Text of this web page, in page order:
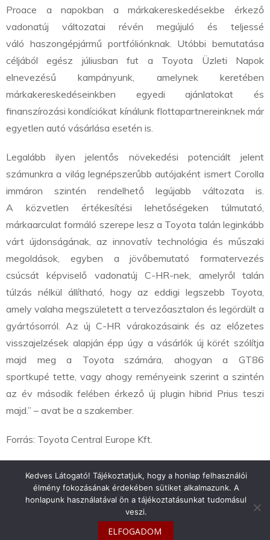
Proace a napokban a márkakereskedésekbe érkező
vadonatúj változatai révén megújuló és teljessé
váló haszongépjármű portfóliónknak. Utóbbi bemutatása
céljából egész júliusban fut a Toyota Üzleti Napok
elnevezésű kampányunk, amelynek keretében
márkakereskedéseinkben egyedi ajánlatokat és
finanszírozási kondíciókat kínálunk flottapartnereinknek már
egyetlen autó vásárlása esetén is.
Legalább ilyen jelentős növekedési potenciált jelent
számunkra a világ legnépszerűbb autójaként ismert Corolla
immáron szintén rendelhető legújabb változata is.
A közvetlen értékesítési lehetőségeken túlmutató,
márkaarculat formáló szerepe lesz a Toyota talán leginkább
várt újdonságának, az innovatív technológia és műszaki
megoldások, egyben a jövőbemutató formatervezés
csúcsát képviselő vadonatúj C-HR-nek, amelyről talán
túlzás nélkül állítható, hogy az eddigi legszebb Toyota,
amely valaha megszületett a tervezőasztalon és legördült a
gyártósorról. Az új C-HR várakozásaink és az előzetes
visszajelzések alapján épp úgy a vásárlók új körét szólítja
majd meg a Toyota számára, ahogyan a GT86
sportkupé tette, vagy ahogy reményeink szerint a szintén
az év második felében érkező új plugin hibrid Prius teszi
majd.” – avat be a szakember.
Forrás: Toyota Central Europe Kft.
info@toyotaclub.hu
Copyright © 2026Toyota Klub Magyarország
Kedves Látogató! Tájékoztatjuk, hogy a honlap felhasználói
élmény fokozásának érdekében sütiket alkalmazunk. A
honlapunk használatával ön a tájékoztatásunkat tudomásul
veszi.
ELFOGADOM